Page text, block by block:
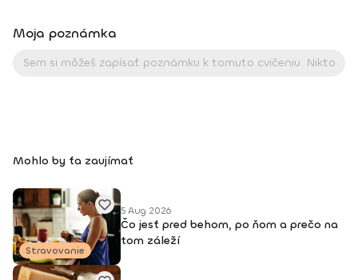
ocenením bola vždy pre mňa pozitívna spätná väzba od
• Kondičný tréner 1. kv. stupňa • Certifikovaná lektorka
Moja poznámka
Mohlo by ťa zaujímať
Stravovanie
5 Aug 2026
Čo jesť pred behom, po ňom a prečo na
tom záleží